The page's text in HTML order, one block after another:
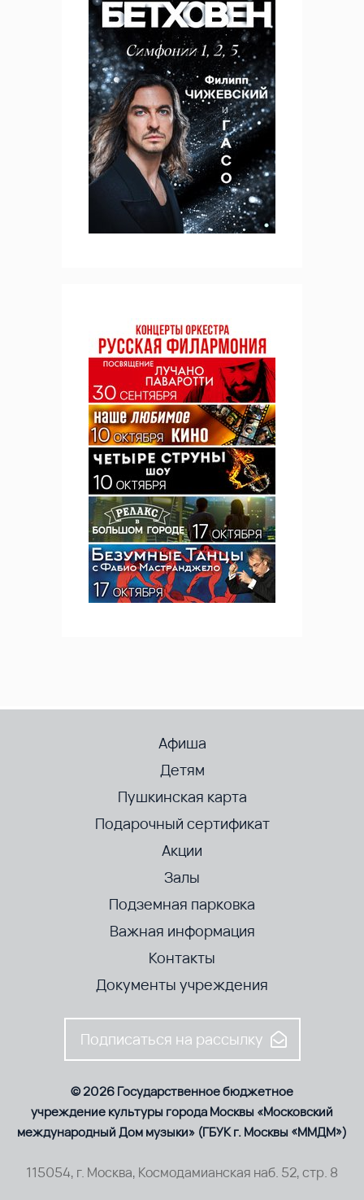
Афиша
Детям
Пушкинская карта
Подарочный сертификат
Акции
Залы
Подземная парковка
Важная информация
Контакты
Документы учреждения
Подписаться на рассылку
© 2026 Государственное бюджетное
учреждение культуры города Москвы «Московский
международный Дом музыки» (ГБУК г. Москвы «ММДМ»)
115054, г. Москва, Космодамианская наб. 52, стр. 8